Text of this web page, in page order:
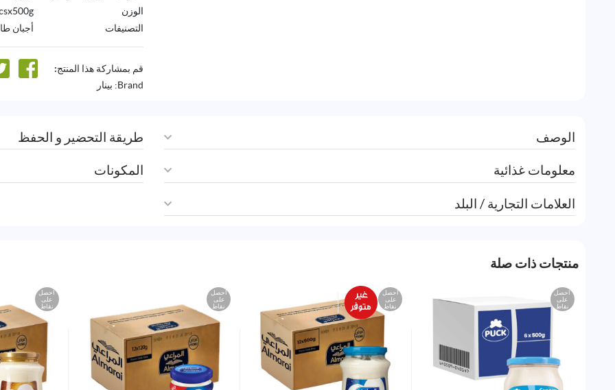
الوزن
التصنيفات
أجبان
قم بمشاركة هذا المنتج:
Brand: بينار
الوصف
معلومات غذائية
العلامات التجارية / البلد
طريقة التحضير و الحفظ
المكونات
منتجات ذات صلة
احصل
على
نقاط
احصل
على
نقاط
احصل
على
نقاط
احصل
على
نقاط